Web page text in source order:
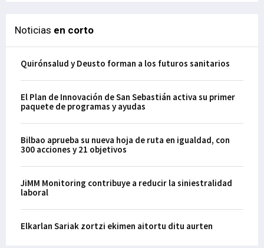
Noticias en corto
Quirónsalud y Deusto forman a los futuros sanitarios
El Plan de Innovación de San Sebastián activa su primer
paquete de programas y ayudas
Bilbao aprueba su nueva hoja de ruta en igualdad, con
300 acciones y 21 objetivos
JiMM Monitoring contribuye a reducir la siniestralidad
laboral
Elkarlan Sariak zortzi ekimen aitortu ditu aurten